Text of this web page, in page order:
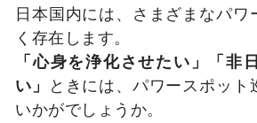
日本国内には、さまざまなパワ
く存在します。
「心身を浄化させたい」「非
い」
ときには、パワースポット
いかがでしょうか。